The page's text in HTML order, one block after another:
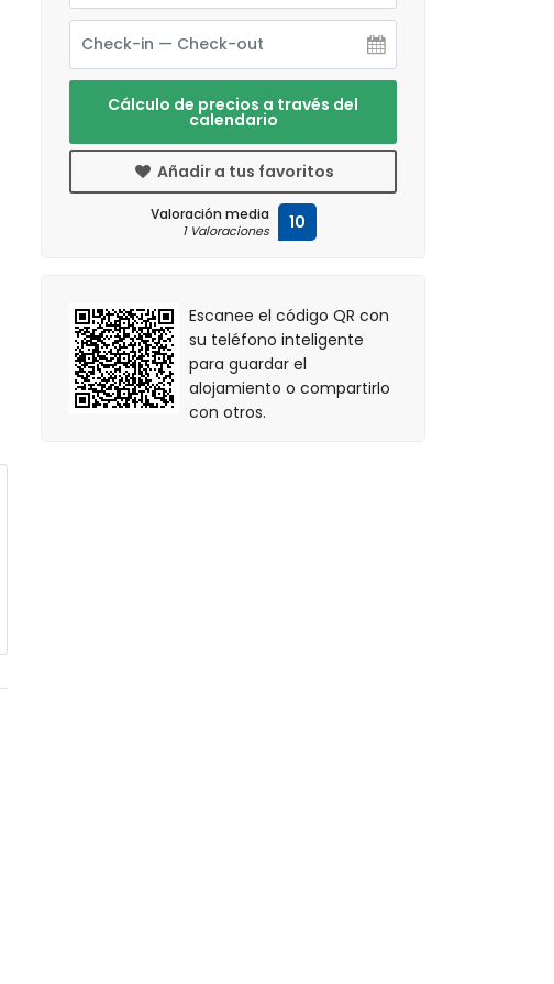
Cálculo de precios a través del
calendario
Añadir a tus favoritos
Valoración media
1 Valoraciones 10
Escanee el código QR con
su teléfono inteligente
para guardar el
alojamiento o compartirlo
con otros.